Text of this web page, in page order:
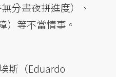
分晝夜拼進度）、
）等不當情事。
斯（Eduardo